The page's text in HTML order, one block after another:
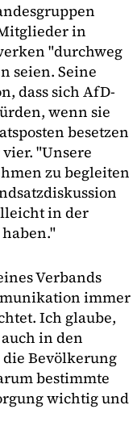
in
"durchweg
seien. Seine
dass sich AfD-
wenn sie
besetzen
"Unsere
zu begleiten
in der
Verbands
immer
Ich glaube,
in den
Bevölkerung
bestimmte
wichtig und